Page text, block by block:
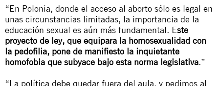
“En Polonia, donde el acceso al aborto sólo es legal en
unas circunstancias limitadas, la importancia de la
educación sexual es aún más fundamental. Este
proyecto de ley, que equipara la homosexualidad con
la pedofilia, pone de manifiesto la inquietante
homofobia que subyace bajo esta norma legislativa.”
“La política debe quedar fuera del aula, y pedimos al